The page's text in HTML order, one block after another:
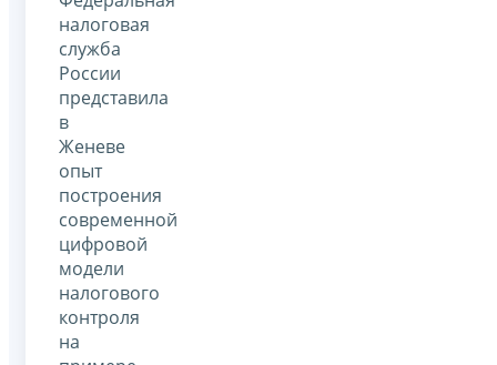
налоговая
служба
России
представила
в
Женеве
опыт
построения
современной
цифровой
модели
налогового
контроля
на